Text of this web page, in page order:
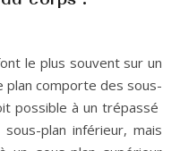
le plus souvent sur un
plan comporte des sous-
possible à un trépassé
plan inférieur, mais